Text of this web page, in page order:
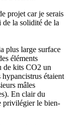
projet car je serais
de la solidité de la
plus large surface
éléments
de kits CO2 un
hypancistrus étaient
mâles
En clair du
privilégier le bien-